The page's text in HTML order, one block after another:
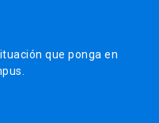
que ponga en